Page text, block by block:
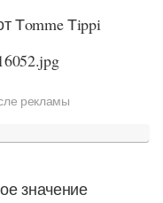
Тomme Тippi
рекламы
значение